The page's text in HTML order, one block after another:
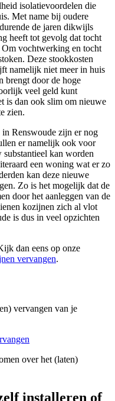
isolatievoordelen die
Met name bij oudere
de jaren dikwijls
heeft tot gevolg dat tocht
vochtwerking en tocht
Deze stookkosten
namelijk niet meer in huis
brengt door de hoge
veel geld kunt
is dan ook slim om nieuwe
zien.
Renswoude zijn er nog
er namelijk ook voor
kan worden
een woning wat er zo
kan deze nieuwe
Zo is het mogelijk dat de
door het aanleggen van de
kozijnen zich al vlot
is dus in veel opzichten
dan eens op onze
vervangen.
vervangen van je
over het (laten)
installeren of